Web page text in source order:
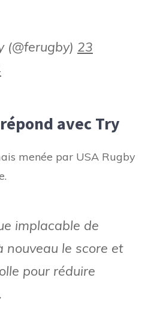
(@ferugby) 23
avec Try
menée par USA Rugby
implacable de
nouveau le score et
pour réduire